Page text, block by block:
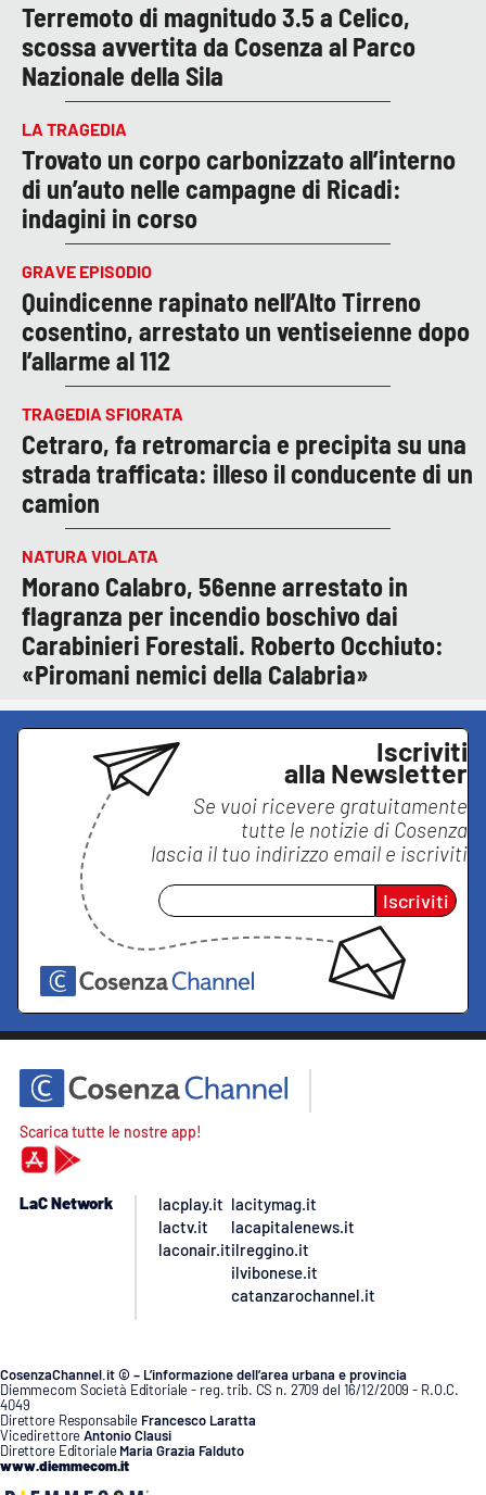
Terremoto di magnitudo 3.5 a Celico,
scossa avvertita da Cosenza al Parco
Nazionale della Sila
LA TRAGEDIA
Trovato un corpo carbonizzato all’interno
di un’auto nelle campagne di Ricadi:
indagini in corso
GRAVE EPISODIO
Quindicenne rapinato nell’Alto Tirreno
cosentino, arrestato un ventiseienne dopo
l’allarme al 112
TRAGEDIA SFIORATA
Cetraro, fa retromarcia e precipita su una
strada trafficata: illeso il conducente di un
camion
NATURA VIOLATA
Morano Calabro, 56enne arrestato in
flagranza per incendio boschivo dai
Carabinieri Forestali. Roberto Occhiuto:
«Piromani nemici della Calabria»
Iscriviti
alla Newsletter
Se vuoi ricevere gratuitamente
tutte le notizie di Cosenza
lascia il tuo indirizzo email e iscriviti
Iscriviti
Scarica tutte le nostre app!
LaC Network
lacplay.it
lactv.it
laconair.it
lacitymag.it
lacapitalenews.it
ilreggino.it
ilvibonese.it
catanzarochannel.it
CosenzaChannel.it © – L’informazione dell’area urbana e provincia
Diemmecom Società Editoriale - reg. trib. CS n. 2709 del 16/12/2009 - R.O.C.
4049
Direttore Responsabile Francesco Laratta
VicedirettoreAntonio Clausi
Direttore Editoriale Maria Grazia Falduto
www.diemmecom.it